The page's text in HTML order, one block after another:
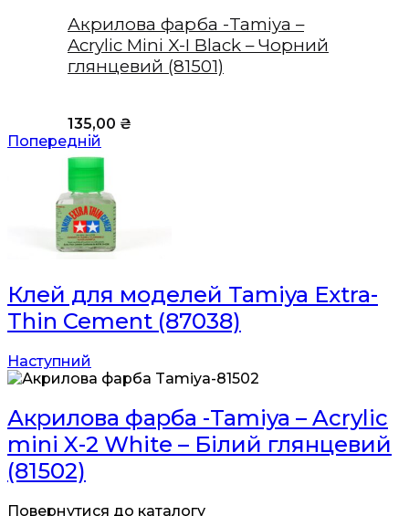
Акрилова фарба -Tamiya –
Acrylic Mini X-I Black – Чорний
глянцевий (81501)
135,00 ₴
Попередній
Клей для моделей Tamiya Extra-
Thin Cement (87038)
Наступний
Акрилова фарба -Tamiya – Acrylic
mini X-2 White – Білий глянцевий
(81502)
Повернутися до каталогу